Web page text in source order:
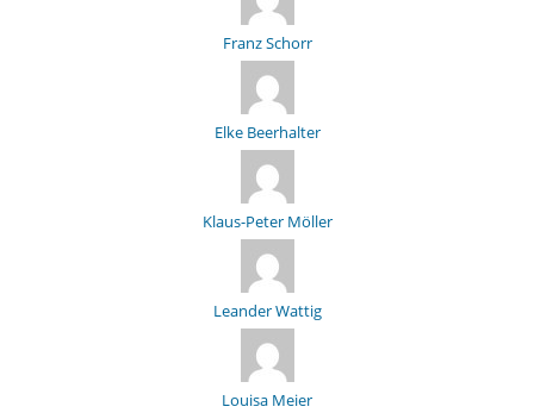
Franz Schorr
Elke Beerhalter
Klaus-Peter Möller
Leander Wattig
Louisa Meier